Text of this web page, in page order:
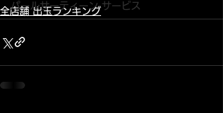
パールサーティーン サービス
全店舗 出玉ランキング